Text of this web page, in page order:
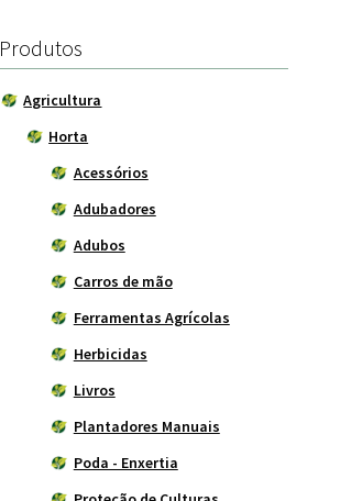
Produtos
Agricultura
Horta
Acessórios
Adubadores
Adubos
Carros de mão
Ferramentas Agrícolas
Herbicidas
Livros
Plantadores Manuais
Poda - Enxertia